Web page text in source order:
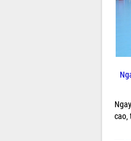
cao,